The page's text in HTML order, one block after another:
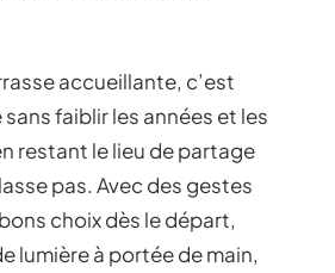
accueillante, c’est
faiblir les années et les
restant le lieu de partage
pas. Avec des gestes
choix dès le départ,
lumière à portée de main,